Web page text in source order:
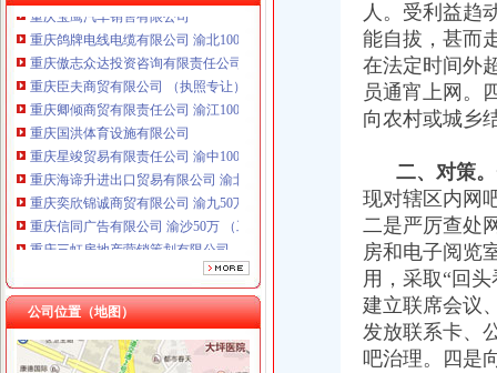
重庆鸽牌电线电缆有限公司 渝北10010万 (进出口权)
重庆傲志众达投资咨询有限责任公司 渝九1000万 （增资）
重庆臣夫商贸有限公司 （执照专让）
重庆卿倾商贸有限责任公司 渝江100万 （工商注册）
重庆国洪体育设施有限公司
重庆星竣贸易有限责任公司 渝中100万 （进出口权）
重庆海谛升进出口贸易有限公司 渝北100万 （进出口权）
重庆奕欣锦诚商贸有限公司 渝九50万 （工商注册）
重庆信同广告有限公司 渝沙50万 （工商注册）
重庆三虹房地产营销策划有限公司
重庆宝鹰汽车销售有限公司
重庆鸽牌电线电缆有限公司 渝北10010万 (进出口权)
重庆傲志众达投资咨询有限责任公司 渝九1000万 （增资）
重庆臣夫商贸有限公司 （执照专让）
重庆卿倾商贸有限责任公司 渝江100万 （工商注册）
公司位置（地图）
人。受利益趋
能自拔，甚而
在法定时间外
员通宵上网。
向农村或城乡
二、对策。
现对辖区内网
二是严厉查处
房和电子阅览
用，采取“回
建立联席会议
发放联系卡、
吧治理。四是